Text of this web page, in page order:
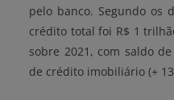
pelo banco. Segundo os
crédito total foi R$ 1
sobre 2021, com saldo
de crédito imobiliário (+